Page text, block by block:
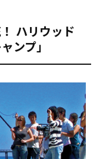
ハリウッド
ンプ」